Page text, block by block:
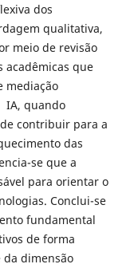
dos
qualitativa,
meio de revisão
acadêmicas que
mediação
IA, quando
contribuir para a
das
se que a
para orientar o
Conclui-se
fundamental
de forma
dimensão